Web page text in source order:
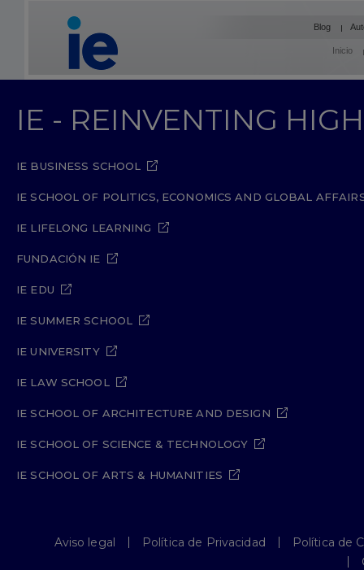
Blog
Inicio
IE - REINVENTING
IE BUSINESS SCHOOL
IE SCHOOL OF POLITICS, ECONOMICS AND GLOBAL
IE LIFELONG LEARNING
FUNDACIÓN IE
IE EDU
IE SUMMER SCHOOL
IE UNIVERSITY
IE LAW SCHOOL
IE SCHOOL OF ARCHITECTURE AND DESIGN
IE SCHOOL OF SCIENCE & TECHNOLOGY
IE SCHOOL OF ARTS & HUMANITIES
Aviso legal Política de Privacidad
Política de